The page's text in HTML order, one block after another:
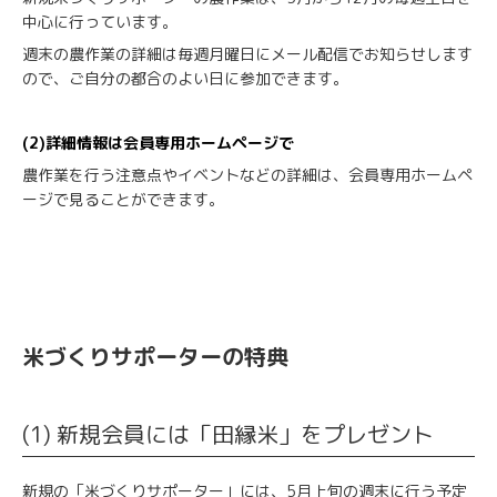
中心に行っています。
週末の農作業の詳細は毎週月曜日にメール配信でお知らせします
ので、ご自分の都合のよい日に参加できます。
(2)詳細情報は会員専用ホームページで
農作業を行う注意点やイベントなどの詳細は、会員専用ホームペ
ージで見ることができます。
米づくりサポーターの特典
(1) 新規会員には「田縁米」をプレゼント
新規の「米づくりサポーター」には、5月上旬の週末に行う予定